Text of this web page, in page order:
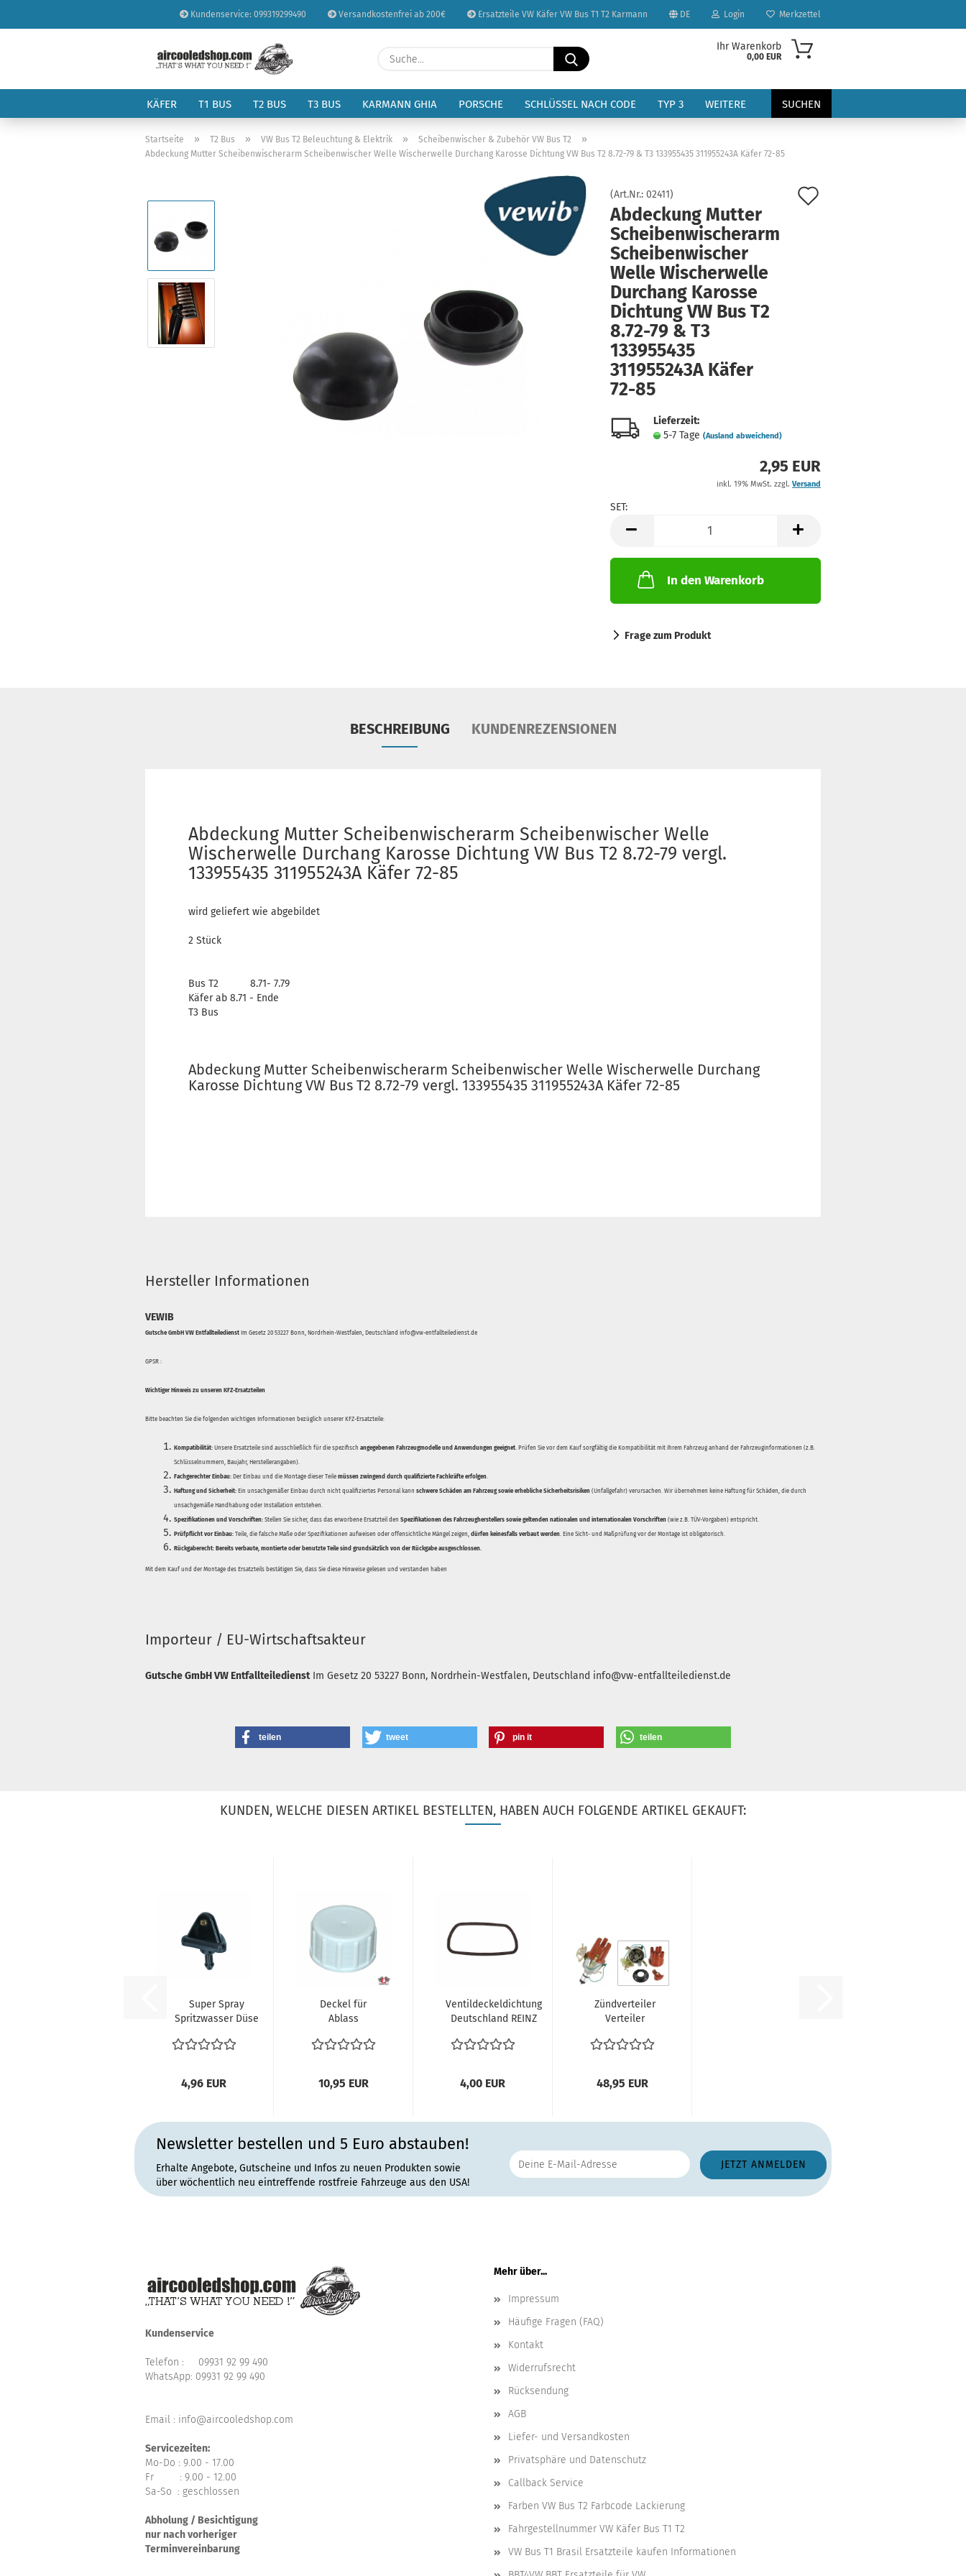
Kundenservice: 099319299490 Versandkostenfrei ab 200€ Ersatzteile VW Käfer VW Bus T1 T2 Karmann DE
Sprache auswählen
Lieferland
Login
Konto erstellen
Passwort vergessen?
Merkzettel
Suche...
Ihr Warenkorb
0,00 EUR
KÄFER T1 BUS T2 BUS T3 BUS KARMANN GHIA PORSCHE SCHLÜSSEL NACH CODE TYP 3 SUCHEN
WEITERE
Startseite » T2 Bus » VW Bus T2 Beleuchtung & Elektrik » Scheibenwischer & Zubehör VW Bus T2 »
Abdeckung Mutter Scheibenwischerarm Scheibenwischer Welle Wischerwelle Durchang Karosse Dichtung VW Bus T2 8.72-79 & T3 133955435 311955243A Käfer 72-85
(Art.Nr.: 02411)
Abdeckung Mutter
Scheibenwischerarm
Scheibenwischer
Welle Wischerwelle
Durchang Karosse
Dichtung VW Bus T2
8.72-79 & T3
133955435
311955243A Käfer
72-85
Lieferzeit:
5-7 Tage (Ausland abweichend)
2,95 EUR
inkl. 19% MwSt. zzgl. Versand
SET:
In den Warenkorb
Frage zum Produkt
BESCHREIBUNG KUNDENREZENSIONEN
Abdeckung Mutter Scheibenwischerarm Scheibenwischer Welle
Wischerwelle Durchang Karosse Dichtung VW Bus T2 8.72-79 vergl.
133955435 311955243A Käfer 72-85
wird geliefert wie abgebildet
2 Stück
Bus T2 8.71- 7.79
Käfer ab 8.71 - Ende
T3 Bus
Abdeckung Mutter Scheibenwischerarm Scheibenwischer Welle Wischerwelle Durchang
Karosse Dichtung VW Bus T2 8.72-79 vergl. 133955435 311955243A Käfer 72-85
Hersteller Informationen
VEWIB
Gutsche GmbH VW Entfallteiledienst Im Gesetz 20 53227 Bonn, Nordrhein-Westfalen, Deutschland info@vw-entfallteiledienst.de
GPSR :
Wichtiger Hinweis zu unseren KFZ-Ersatzteilen
Bitte beachten Sie die folgenden wichtigen Informationen bezüglich unserer KFZ-Ersatzteile:
Kompatibilität: Unsere Ersatzteile sind ausschließlich für die spezifisch angegebenen Fahrzeugmodelle und Anwendungen geeignet. Prüfen Sie vor dem Kauf sorgfältig die Kompatibilität mit Ihrem Fahrzeug anhand der Fahrzeuginformationen (z.B.
Schlüsselnummern, Baujahr, Herstellerangaben).
Fachgerechter Einbau: Der Einbau und die Montage dieser Teile müssen zwingend durch qualifizierte Fachkräfte erfolgen.
Haftung und Sicherheit: Ein unsachgemäßer Einbau durch nicht qualifiziertes Personal kann schwere Schäden am Fahrzeug sowie erhebliche Sicherheitsrisiken (Unfallgefahr) verursachen. Wir übernehmen keine Haftung für Schäden, die durch
unsachgemäße Handhabung oder Installation entstehen.
Spezifikationen und Vorschriften: Stellen Sie sicher, dass das erworbene Ersatzteil den Spezifikationen des Fahrzeugherstellers sowie geltenden nationalen und internationalen Vorschriften (wie z.B. TÜV-Vorgaben) entspricht.
Prüfpflicht vor Einbau: Teile, die falsche Maße oder Spezifikationen aufweisen oder offensichtliche Mängel zeigen, dürfen keinesfalls verbaut werden. Eine Sicht- und Maßprüfung vor der Montage ist obligatorisch.
Rückgaberecht: Bereits verbaute, montierte oder benutzte Teile sind grundsätzlich von der Rückgabe ausgeschlossen.
Mit dem Kauf und der Montage des Ersatzteils bestätigen Sie, dass Sie diese Hinweise gelesen und verstanden haben
Importeur / EU-Wirtschaftsakteur
Gutsche GmbH VW Entfallteiledienst Im Gesetz 20 53227 Bonn, Nordrhein-Westfalen, Deutschland info@vw-entfallteiledienst.de
teilen tweet pin it teilen
KUNDEN, WELCHE DIESEN ARTIKEL BESTELLTEN, HABEN AUCH FOLGENDE ARTIKEL GEKAUFT:
Super Spray
Spritzwasser Düse
Scheibenwaschdüse...
4,96 EUR
Deckel für
Ablass
mm weiss VW
10,95 EUR
Ventildeckeldichtung
Deutschland REINZ
4,00 EUR
Zündverteiler
Verteiler
Unterdruckdose...
48,95 EUR
Newsletter bestellen und 5 Euro abstauben!
Erhalte Angebote, Gutscheine und Infos zu neuen Produkten sowie
über wöchentlich neu eintreffende rostfreie Fahrzeuge aus den USA!
Kundenservice
Telefon : 09931 92 99 490
WhatsApp: 09931 92 99 490
Email : info@aircooledshop.com
Servicezeiten:
Mo-Do : 9.00 - 17.00
Fr : 9.00 - 12.00
Sa-So : geschlossen
Abholung / Besichtigung
nur nach vorheriger
Terminvereinbarung
Mehr über...
Impressum
Häufige Fragen (FAQ)
Kontakt
Widerrufsrecht
Rücksendung
AGB
Liefer- und Versandkosten
Privatsphäre und Datenschutz
Callback Service
Farben VW Bus T2 Farbcode Lackierung
Fahrgestellnummer VW Käfer Bus T1 T2
VW Bus T1 Brasil Ersatzteile kaufen Informationen